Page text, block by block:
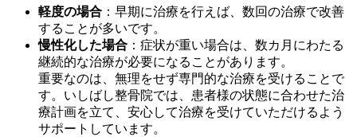
軽度の場合 ：早期に治療を行えば、数回の治療で改善
することが多いです。
慢性化した場合 ：症状が重い場合は、数カ月にわたる
継続的な治療が必要になることがあります。
重要なのは、無理をせず専門的な治療を受けることで
す。いしばし整骨院では、患者様の状態に合わせた治
療計画を立て、安心して治療を受けていただけるよう
サポートしています。